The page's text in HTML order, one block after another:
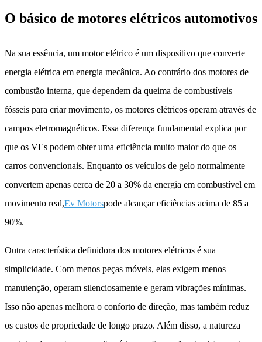
O básico de motores elétricos automotivos
Na sua essência, um motor elétrico é um dispositivo que converte
energia elétrica em energia mecânica. Ao contrário dos motores de
combustão interna, que dependem da queima de combustíveis
fósseis para criar movimento, os motores elétricos operam através de
campos eletromagnéticos. Essa diferença fundamental explica por
que os VEs podem obter uma eficiência muito maior do que os
carros convencionais. Enquanto os veículos de gelo normalmente
convertem apenas cerca de 20 a 30% da energia em combustível em
movimento real,Ev Motorspode alcançar eficiências acima de 85 a
90%.
Outra característica definidora dos motores elétricos é sua
simplicidade. Com menos peças móveis, elas exigem menos
manutenção, operam silenciosamente e geram vibrações mínimas.
Isso não apenas melhora o conforto de direção, mas também reduz
os custos de propriedade de longo prazo. Além disso, a natureza